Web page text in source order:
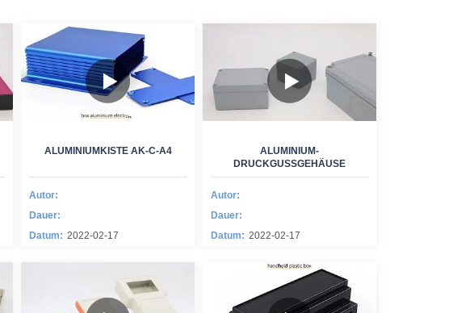
ALUMINIUMKISTE AK-C-A4
Autor:
Dauer:
Datum: 2022-02-17
ALUMINIUM-
DRUCKGUSSGEHÄUSE
Autor:
Dauer:
Datum: 2022-02-17